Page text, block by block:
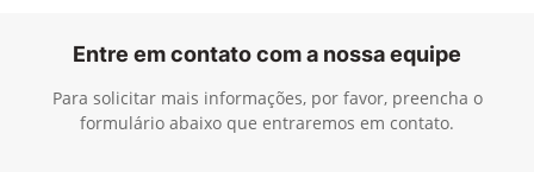
Entre em contato com a nossa equipe
Para solicitar mais informações, por favor, preencha o
formulário abaixo que entraremos em contato.